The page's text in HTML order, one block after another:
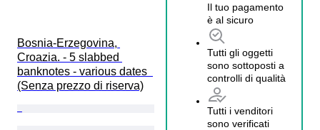
Bosnia-Erzegovina,
Croazia. - 5 slabbed
banknotes - various dates
(Senza prezzo di riserva)
Il tuo pagamento
è al sicuro
Tutti gli oggetti
sono sottoposti a
controlli di qualità
Tutti i venditori
sono verificati